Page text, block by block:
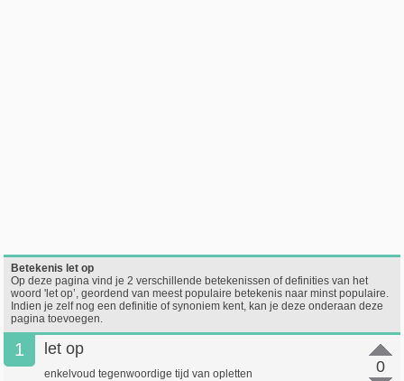
Betekenis let op
Op deze pagina vind je 2 verschillende betekenissen of definities van het
woord 'let op’, geordend van meest populaire betekenis naar minst populaire.
Indien je zelf nog een definitie of synoniem kent, kan je deze onderaan deze
pagina toevoegen.
1
0
let op
enkelvoud tegenwoordige tijd van opletten